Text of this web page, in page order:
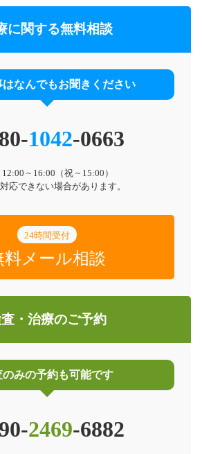
に関する無料相談
はなんでもお聞きください
1042-0663
~ 16:00（祝 ~ 15:00）
応できない場合があります。
24時間受付
料メール相談
・治療のご予約
のみの予約も可能です
2469-6882